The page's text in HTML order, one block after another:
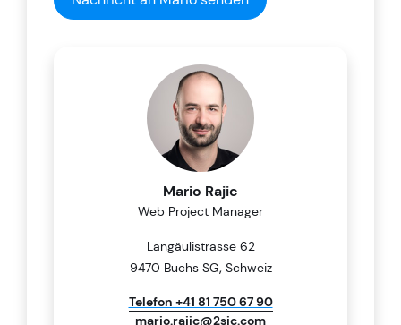
Mario Rajic
Web Project Manager
Langäulistrasse 62
9470 Buchs SG, Schweiz
Telefon +41 81 750 67 90
mario.rajic@2sic.com